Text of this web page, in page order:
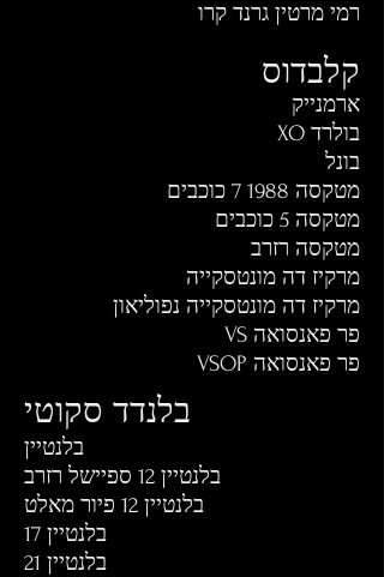
רמי מרטין גרנד קרו
קלבדוס
ארמנייק
בולרד XO
בונל
מטקסה 1988 7 כוכבים
מטקסה 5 כוכבים
מטקסה רזרב
מרקיז דה מונטסקייה
מרקיז דה מונטסקייה נפוליאון
פר פאנסואה VS
פר פאנסואה VSOP
בלנדד סקוטי
בלנטיין
בלנטיין 12 ספיישל רזרב
בלנטיין 12 פיור מאלט
בלנטיין 17
בלנטיין 21